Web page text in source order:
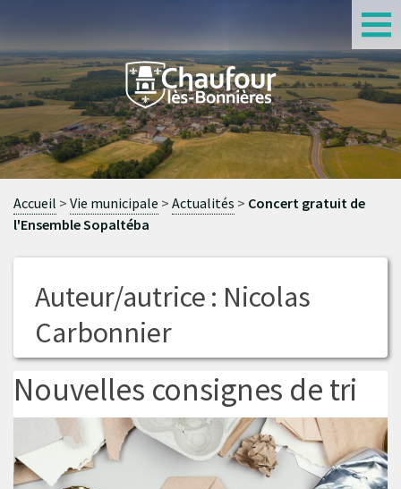
Auteur/autrice : Nicolas
Carbonnier
Nouvelles consignes de tri
Accueil Vie municipale Actualités
Concert gratuit de
l'Ensemble Sopaltéba